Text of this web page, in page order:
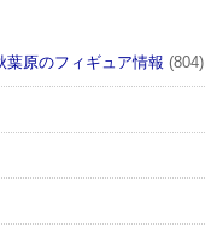
葉原のフィギュア情報 (804)